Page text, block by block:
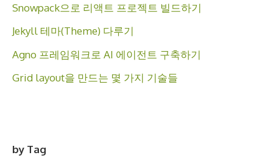
Snowpack으로 리액트 프로젝트 빌드하기
Jekyll 테마(Theme) 다루기
Agno 프레임워크로 AI 에이전트 구축하기
Grid layout을 만드는 몇 가지 기술들
by Tag